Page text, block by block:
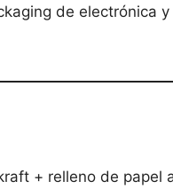
de electrónica
+ relleno de papel